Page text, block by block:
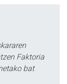
Faktoria
bat